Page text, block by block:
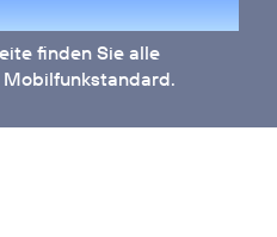
finden Sie alle
Mobilfunkstandard.